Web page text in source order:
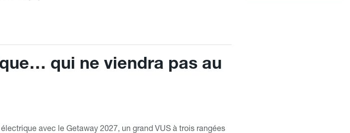
qui ne viendra pas au
avec le Getaway 2027, un grand VUS à trois rangées